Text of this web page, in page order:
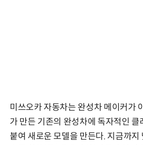
미쓰오카 자동차는 완성차 메이커가
가 만든 기존의 완성차에 독자적인
붙여 새로운 모델을 만든다. 지금까지